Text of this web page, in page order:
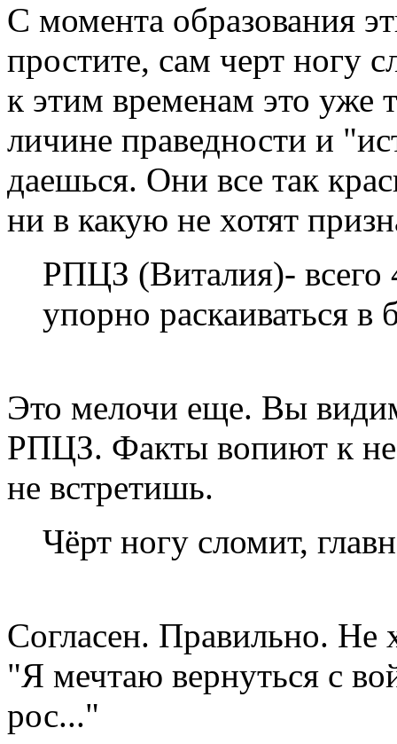
С момента образования
простите, сам черт ногу
к этим временам это уже
личине праведности и
даешься. Они все так
ни в какую не хотят
РПЦЗ (Виталия)- всего
упорно раскаиваться в
Это мелочи еще. Вы
РПЦЗ. Факты вопиют к
не встретишь.
Чёрт ногу сломит,
Согласен. Правильно. Не
"Я мечтаю вернуться с
рос..."